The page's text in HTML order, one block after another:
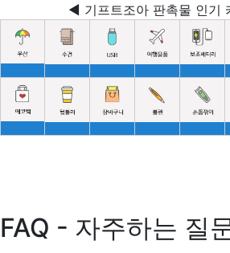
◀ 기프트조아 판촉물 인기
FAQ - 자주하는 질